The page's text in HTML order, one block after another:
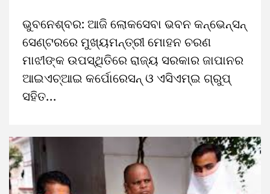
ଭୁବନେଶ୍ବର: ଆଜି ଲୋକସେବା ଭବନ କନ୍‌ଭେନ୍‌ସନ୍
ସେଣ୍ଟରରେ ମୁଖ୍ୟମନ୍ତ୍ରୀ ମୋହନ ଚରଣ
ମାଝୀଙ୍କ ଉପସ୍ଥିତିରେ ରାଜ୍ୟ ସରକାର ଜାପାନର
ଆଇଏଚ୍‌ଆଇ କର୍ପୋରେସନ୍‌ ଓ ଏସିଏମ୍‌ଇ ଗ୍ରୁପ୍‌
ସହିତ...